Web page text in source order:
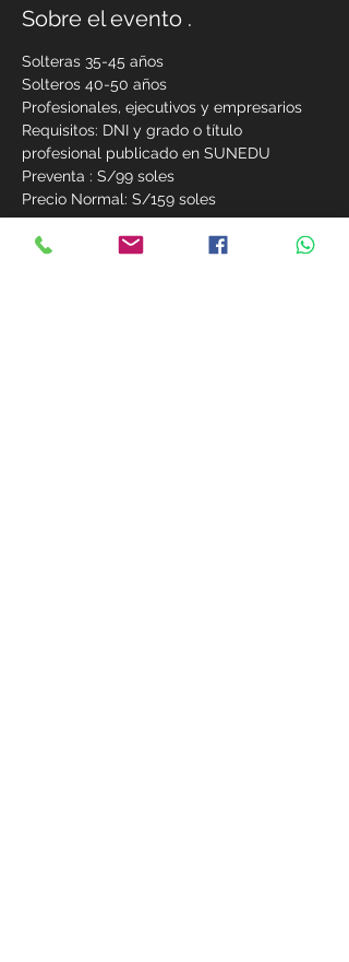
Sobre el evento .
Solteras 35-45 años
Solteros 40-50 años
Profesionales, ejecutivos y empresarios
Requisitos: DNI y grado o título
profesional publicado en SUNEDU
Preventa : S/99 soles
Precio Normal: S/159 soles
Ver más